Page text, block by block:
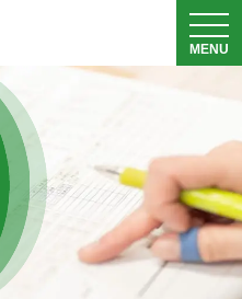
メニ
MENU